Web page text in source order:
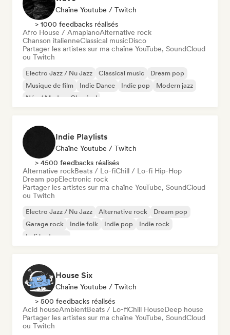
Chaîne Youtube / Twitch
> 1000 feedbacks réalisés
Afro House / AmapianoAlternative rock
Chanson italienneClassical musicDisco
Partager les artistes sur ma chaîne YouTube, SoundCloud
ou Twitch
Electro Jazz / Nu Jazz Classical music
Dream pop
Musique de film
Indie Dance Indie pop
Modern jazz
Néo / Modern Classical
Indie Playlists
Chaîne Youtube / Twitch
> 4500 feedbacks réalisés
Alternative rockBeats / Lo-fiChill / Lo-fi Hip-Hop
Dream popElectronic rock
Partager les artistes sur ma chaîne YouTube, SoundCloud
ou Twitch
Electro Jazz / Nu Jazz Alternative rock
Dream pop
Garage rock
Indie folk Indie pop
Indie rock
Lofi bedroom
House Six
Chaîne Youtube / Twitch
> 500 feedbacks réalisés
Acid houseAmbientBeats / Lo-fiChill HouseDeep house
Partager les artistes sur ma chaîne YouTube, SoundCloud
ou Twitch